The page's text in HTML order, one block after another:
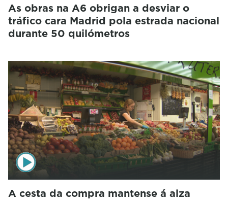
As obras na A6 obrigan a desviar o
tráfico cara Madrid pola estrada nacional
durante 50 quilómetros
A cesta da compra mantense á alza